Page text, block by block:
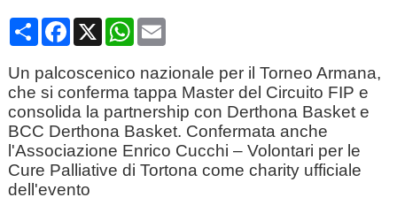
CondividiFacebook
X WhatsApp
Email
Un palcoscenico nazionale per il Torneo Armana,
che si conferma tappa Master del Circuito FIP e
consolida la partnership con Derthona Basket e
BCC Derthona Basket. Confermata anche
l'Associazione Enrico Cucchi – Volontari per le
Cure Palliative di Tortona come charity ufficiale
dell'evento